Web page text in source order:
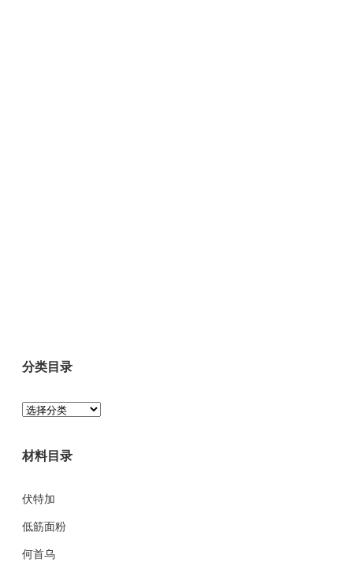
分类目录
分
录
材料目录
伏特加
低筋面粉
何首乌